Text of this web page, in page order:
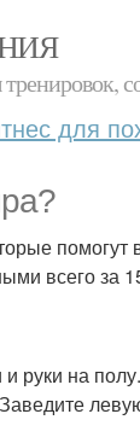
для
всего за
руки на